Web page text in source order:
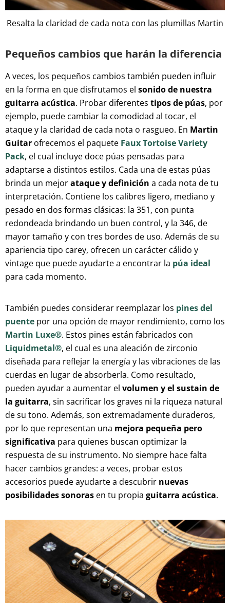
Resalta la claridad de cada nota con las plumillas Martin
Pequeños cambios que harán la diferencia
A veces, los pequeños cambios también pueden influir
en la forma en que disfrutamos el sonido de nuestra
guitarra acústica. Probar diferentes tipos de púas, por
ejemplo, puede cambiar la comodidad al tocar, el
ataque y la claridad de cada nota o rasgueo. En Martin
Guitar ofrecemos el paquete Faux Tortoise Variety
Pack, el cual incluye doce púas pensadas para
adaptarse a distintos estilos. Cada una de estas púas
brinda un mejorataque y definición a cada nota de tu
interpretación. Contiene los calibres ligero, mediano y
pesado en dos formas clásicas: la 351, con punta
redondeada brindando un buen control, y la 346, de
mayor tamaño y con tres bordes de uso. Además de su
apariencia tipo carey, ofrecen un carácter cálido y
vintage que puede ayudarte a encontrar la púa ideal
para cada momento.
También puedes considerar reemplazar los pines del
puente por una opción de mayor rendimiento, como los
Martin Luxe®. Estos pines están fabricados con
Liquidmetal®, el cual es una aleación de zirconio
diseñada para reflejar la energía y las vibraciones de las
cuerdas en lugar de absorberla. Como resultado,
pueden ayudar a aumentar el volumen y el sustain de
la guitarra, sin sacrificar los graves ni la riqueza natural
de su tono. Además, son extremadamente duraderos,
por lo que representan una mejora pequeña pero
significativa para quienes buscan optimizar la
respuesta de su instrumento. No siempre hace falta
hacer cambios grandes: a veces, probar estos
accesorios puede ayudarte a descubrir nuevas
posibilidades sonoras en tu propia guitarra acústica.